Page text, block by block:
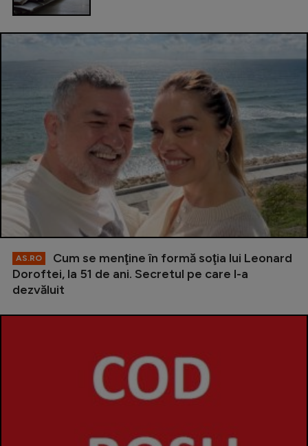
AS.RO
Cum se menţine în formă soţia lui Leonard
Doroftei, la 51 de ani. Secretul pe care l-a
dezvăluit